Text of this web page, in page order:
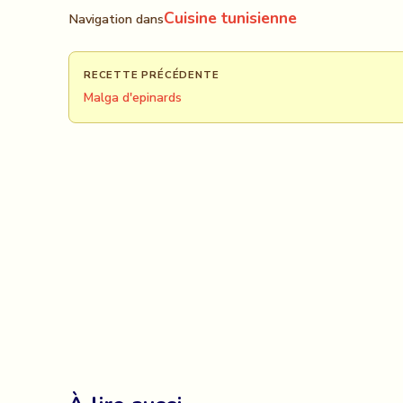
Navigation dansCuisine tunisienne
RECETTE PRÉCÉDENTE
Malga d'epinards